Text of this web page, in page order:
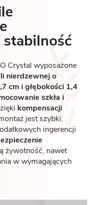
stabilność
Crystal wyposażone
nierdzewnej o
cm i głębokości 1,4
szkła i
kompensacji
jest szybki,
ingerencji
żywotność, nawet
w wymagających